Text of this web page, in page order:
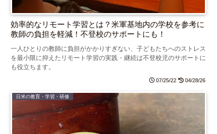
効率的なリモート学習とは？米軍基地内の学校を参考に
教師の負担を軽減！不登校のサポートにも！
一人ひとりの教師に負担がかかりすぎない、子どもたちへのストレス
を最小限に抑えたリモート学習の実践・継続は不登校児のサポートに
も役立ちます。
07/25/22 04/28/26
日米の教育・学習・研修